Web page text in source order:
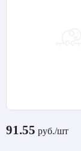
91.55 руб./шт